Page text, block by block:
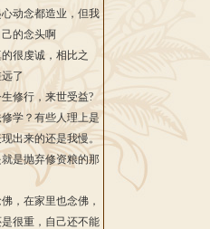
动念都造业，但我
的念头啊
很虔诚，相比之
了
修行，来世受益?
学？有些人理上是
出来的还是我慢。
是抛弃修资粮的那
，在家里也念佛，
很重，自己还不能